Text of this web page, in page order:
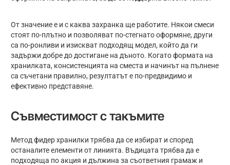
От значение е и с каква захранка ще работите. Някои смеси
стоят по-плътно и позволяват по-стегнато оформяне, други
са по-ронливи и изискват подходящ модел, който да ги
задържи добре до достигане на дъното. Когато формата на
хранилката, консистенцията на сместа и начинът на пълнене
са съчетани правилно, резултатът е по-предвидимо и
ефективно представяне.
Съвместимост с такъмите
Метод фидер хранилки трябва да се избират и според
останалите елементи от линията. Въдицата трябва да е
подходяща по акция и дължина за съответния грамаж и